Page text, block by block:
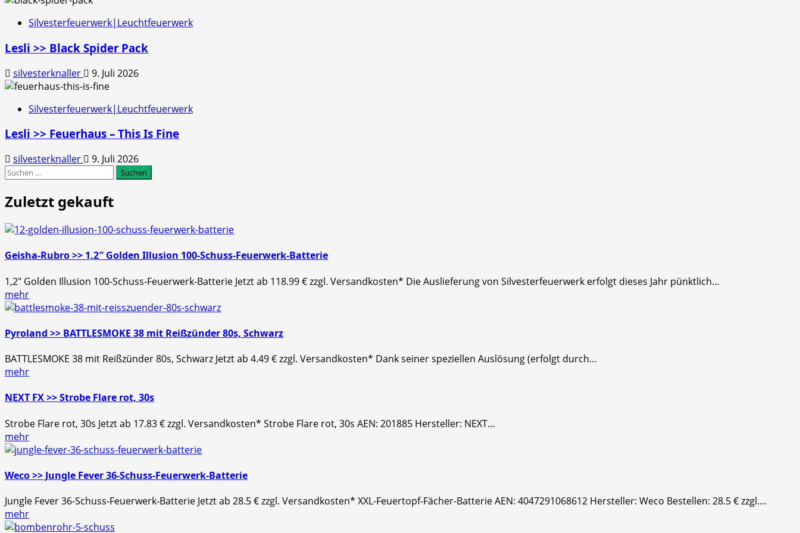
Silvesterfeuerwerk|Leuchtfeuerwerk
Lesli >> Black Spider Pack
silvesterknaller 9. Juli 2026
Silvesterfeuerwerk|Leuchtfeuerwerk
Lesli >> Feuerhaus – This Is Fine
silvesterknaller
9. Juli 2026
Suchen
Zuletzt gekauft
Geisha-Rubro >> 1,2″ Golden Illusion 100-Schuss-Feuerwerk-Batterie
1,2″ Golden Illusion 100-Schuss-Feuerwerk-Batterie Jetzt ab 118.99 € zzgl. Versandkosten* Die Auslieferung von Silvesterfeuerwerk erfolgt dieses Jahr pünktlich…
mehr
Pyroland >> BATTLESMOKE 38 mit Reißzünder 80s, Schwarz
BATTLESMOKE 38 mit Reißzünder 80s, Schwarz Jetzt ab 4.49 € zzgl. Versandkosten* Dank seiner speziellen Auslösung (erfolgt durch…
mehr
NEXT FX >> Strobe Flare rot, 30s
Strobe Flare rot, 30s Jetzt ab 17.83 € zzgl. Versandkosten* Strobe Flare rot, 30s AEN: 201885 Hersteller: NEXT…
mehr
Weco >> Jungle Fever 36-Schuss-Feuerwerk-Batterie
Jungle Fever 36-Schuss-Feuerwerk-Batterie Jetzt ab 28.5 € zzgl. Versandkosten* XXL-Feuertopf-Fächer-Batterie AEN: 4047291068612 Hersteller: Weco Bestellen: 28.5 € zzgl.…
mehr